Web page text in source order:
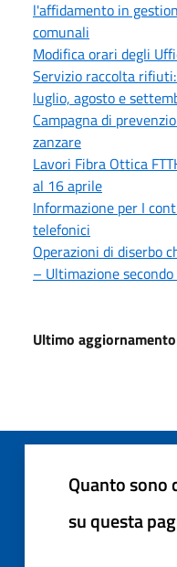
l'affidamento in
comunali
Modifica orari degli
Servizio raccolta
luglio, agosto e
Campagna di
zanzare
Lavori Fibra Ottica
al 16 aprile
Informazione per I
telefonici
Operazioni di diserbo
– Ultimazione
Ultimo aggiornamento
Quanto sono
su questa